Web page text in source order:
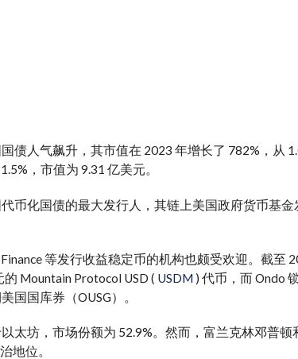
债人气飙升，其市值在 2023 年增长了 782%，从
，市值为 9.31 亿美元。
币化国债的最大发行人，其链上美国政府货币基
等发行收益稳定币的机构也颇受欢迎。截至
Mountain Protocol USD ( USDM ) 代币，而 Ondo
美国国库券（OUSG）。
太坊，市场份额为 52.9%。然而，富兰克林邓普顿
地位。